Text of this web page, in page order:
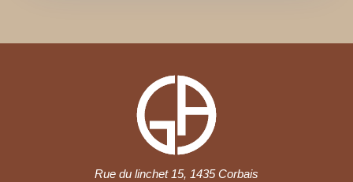
Rue du linchet 15, 1435 Corbais